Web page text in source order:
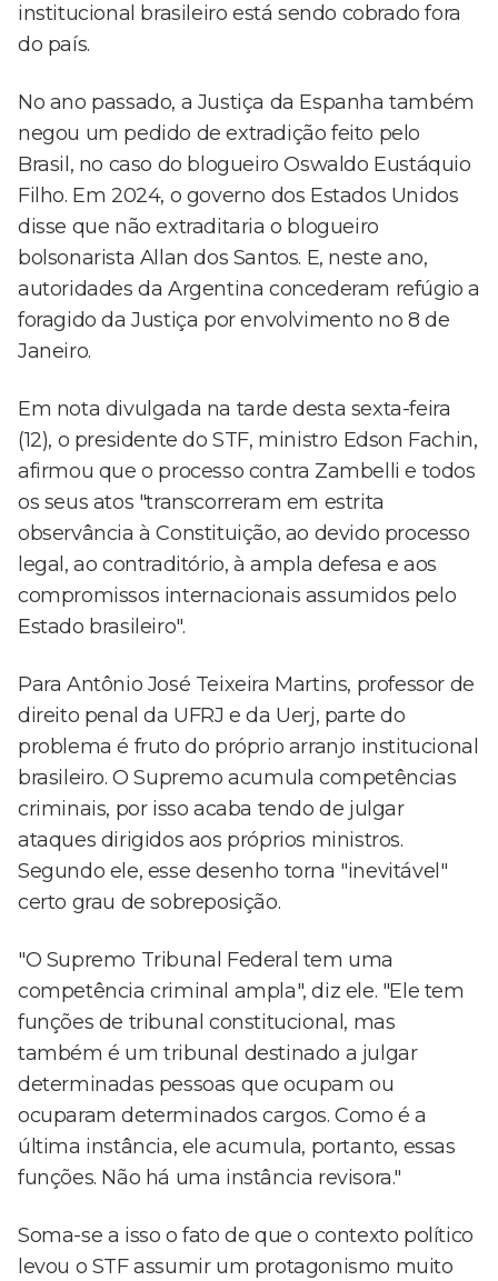
institucional brasileiro está sendo cobrado fora
do país.
No ano passado, a Justiça da Espanha também
negou um pedido de extradição feito pelo
Brasil, no caso do blogueiro Oswaldo Eustáquio
Filho. Em 2024, o governo dos Estados Unidos
disse que não extraditaria o blogueiro
bolsonarista Allan dos Santos. E, neste ano,
autoridades da Argentina concederam refúgio a
foragido da Justiça por envolvimento no 8 de
Janeiro.
Em nota divulgada na tarde desta sexta-feira
(12), o presidente do STF, ministro Edson Fachin,
afirmou que o processo contra Zambelli e todos
os seus atos "transcorreram em estrita
observância à Constituição, ao devido processo
legal, ao contraditório, à ampla defesa e aos
compromissos internacionais assumidos pelo
Estado brasileiro".
Para Antônio José Teixeira Martins, professor de
direito penal da UFRJ e da Uerj, parte do
problema é fruto do próprio arranjo institucional
brasileiro. O Supremo acumula competências
criminais, por isso acaba tendo de julgar
ataques dirigidos aos próprios ministros.
Segundo ele, esse desenho torna "inevitável"
certo grau de sobreposição.
"O Supremo Tribunal Federal tem uma
competência criminal ampla", diz ele. "Ele tem
funções de tribunal constitucional, mas
também é um tribunal destinado a julgar
determinadas pessoas que ocupam ou
ocuparam determinados cargos. Como é a
última instância, ele acumula, portanto, essas
funções. Não há uma instância revisora."
Soma-se a isso o fato de que o contexto político
levou o STF assumir um protagonismo muito